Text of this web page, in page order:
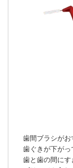
歯間ブラシがお
歯ぐきが下が
歯と歯の間に